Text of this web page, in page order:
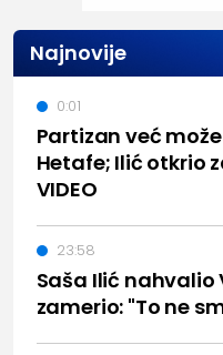
Najnovije
Partizan već
Hetafe; Ilić otkrio
VIDEO
0:01
Saša Ilić
zamerio: "To ne
23:58